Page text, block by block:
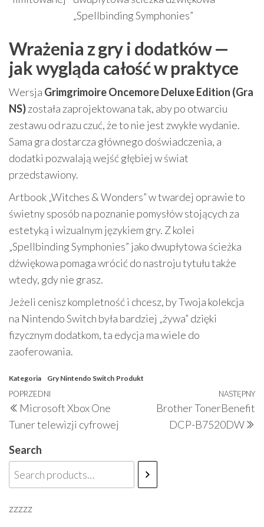
„Spellbinding Symphonies”
Wrażenia z gry i dodatków —
jak wygląda całość w praktyce
Wersja Grimgrimoire Oncemore Deluxe Edition (Gra
NS)została zaprojektowana tak, aby po otwarciu
zestawu od razu czuć, że to nie jest zwykłe wydanie.
Sama gra dostarcza głównego doświadczenia, a
dodatki pozwalają wejść głębiej w świat
przedstawiony.
Artbook „Witches & Wonders” w twardej oprawie to
świetny sposób na poznanie pomysłów stojących za
estetyką i wizualnym językiem gry. Z kolei
„Spellbinding Symphonies” jako dwupłytowa ścieżka
dźwiękowa pomaga wrócić do nastroju tytułu także
wtedy, gdy nie grasz.
Jeżeli cenisz kompletność i chcesz, by Twoja kolekcja
na Nintendo Switch była bardziej „żywa” dzięki
fizycznym dodatkom, ta edycja ma wiele do
zaoferowania.
Kategoria Gry Nintendo Switch Produkt
Nawigacja
wpisu
Poprzedni
wpis
POPRZEDNI
Microsoft Xbox One
Tuner telewizji cyfrowej
NASTĘPNY
Brother TonerBenefit
DCP-B7520DW
Search
zzzzz